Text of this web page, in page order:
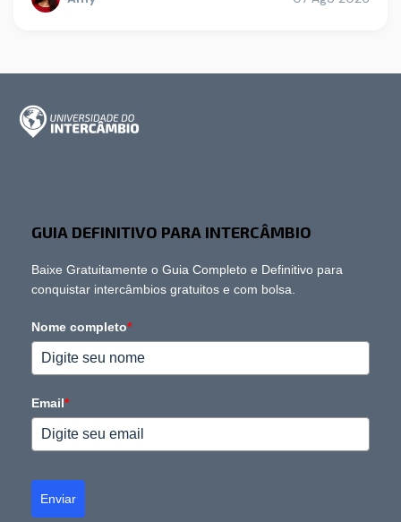
GUIA DEFINITIVO PARA INTERCÂMBIO
Baixe Gratuitamente o Guia Completo e Definitivo para
conquistar intercâmbios gratuitos e com bolsa.
Nome completo*
Email*
Enviar